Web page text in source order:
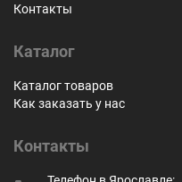
Контакты
Каталог
Каталог товаров
Как заказать у нас
Контакты